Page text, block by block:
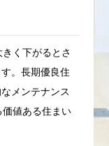
く下がるとさ
。長期優良住
メンテナンス
値ある住まい